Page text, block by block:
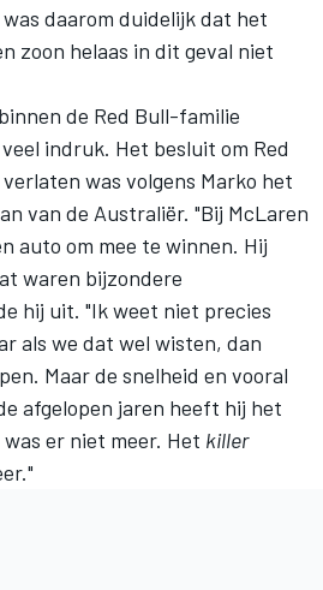
daarom duidelijk dat het
zoon helaas in dit geval niet
de Red Bull-familie
indruk. Het besluit om Red
was volgens Marko het
van de Australiër. "Bij McLaren
auto om mee te winnen. Hij
waren bijzondere
hij uit. "Ik weet niet precies
als we dat wel wisten, dan
Maar de snelheid en vooral
afgelopen jaren heeft hij het
er niet meer. Het killer